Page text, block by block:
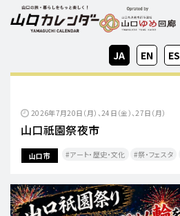
EN
JA ES
2026年7月20日（月）、24日（金）、27日（月）
山口祇園祭夜市
山口市 アート・歴史・文化 祭・フェスタ